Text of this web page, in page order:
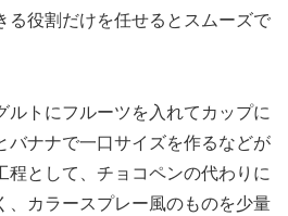
る役割だけを任せるとスムーズで
ルトにフルーツを入れてカップに
バナナで一口サイズを作るなどが
程として、チョコペンの代わりに
、カラースプレー風のものを少量